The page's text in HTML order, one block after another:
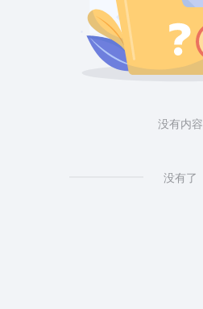
没有内容
没有了